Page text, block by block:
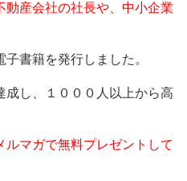
動産会社の社長や、中小企業
書籍を発行しました。
し、１０００人以上から高
マガで無料プレゼントして